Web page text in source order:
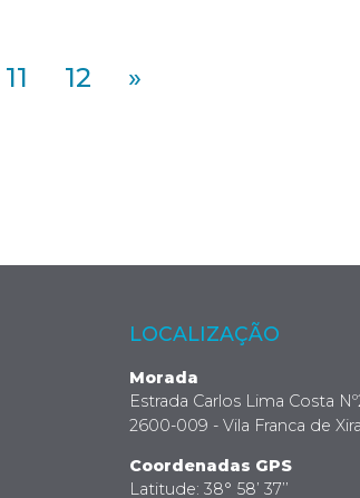
11 12 »
LOCALIZAÇÃO
Morada
Estrada Carlos Lima Costa
2600-009 - Vila Franca de Xira
Coordenadas GPS
Latitude: 38° 58’ 37’’